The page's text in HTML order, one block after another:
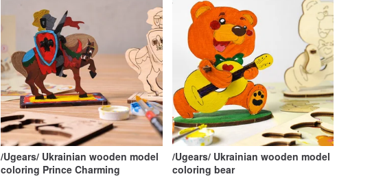
/Ugears/ Ukrainian wooden model
coloring Prince Charming
/Ugears/ Ukrainian wooden model
coloring bear